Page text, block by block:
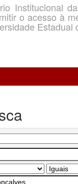
Institucional
o acesso à